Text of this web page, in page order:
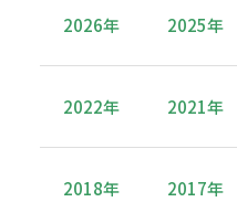
2026年 2025年
2022年 2021年
2018年 2017年